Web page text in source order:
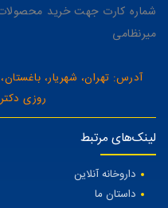
میرنظامی
آدرس: تهران، شهریار،
روزی
لینک‌های مرتبط
داروخانه آنلاین
داستان ما